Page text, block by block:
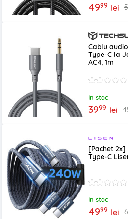
4999 lei
Cablu
Type-C la
AC4, 1m
In stoc
3999 lei
[Pachet 2x]
Type-C
In stoc
4999 lei